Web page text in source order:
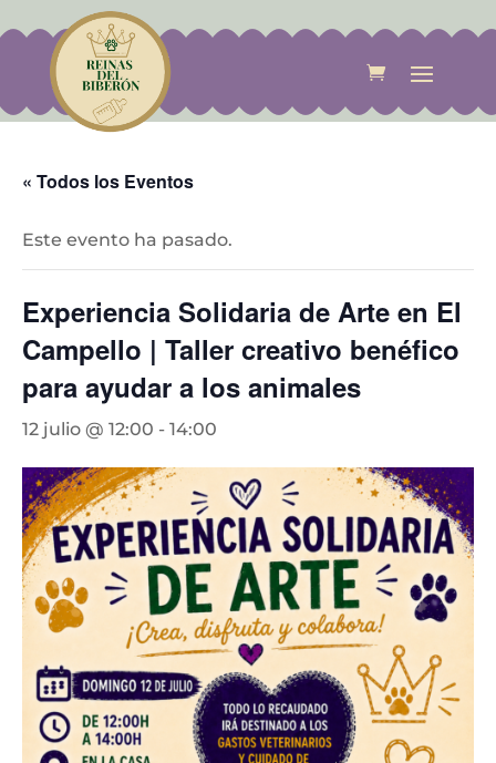
« Todos los Eventos
Este evento ha pasado.
Experiencia Solidaria de Arte en El
Campello | Taller creativo benéfico
para ayudar a los animales
12 julio @ 12:00 - 14:00